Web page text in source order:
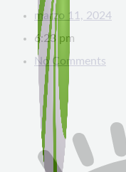
marzo 11, 2024
6:23 pm
No Comments